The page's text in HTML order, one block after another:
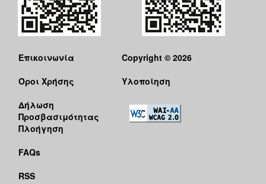
Επικοινωνία
Όροι Χρήσης
Δήλωση
Προσβασιμότητας
Πλοήγηση
FAQs
RSS
Copyright © 2026
Υλοποίηση